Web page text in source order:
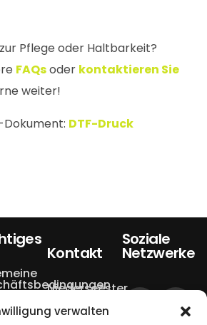
verwalten
Pflege oder Haltbarkeit?
FAQsoder kontaktieren Sie
weiter!
Dokument: DTF-Druck
Kontakt
Niederseester
Weg 13a
Soziale
Netzwerke